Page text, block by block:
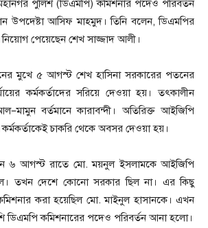
পুলিশ (ডিএমপি) কমিশনার পদেও পরিবর্তন
উপদেষ্টা আসিফ মাহমুদ। তিনি বলেন, ডিএমপির
পেয়েছেন শেখ সাজ্জাদ আলী।
মুখে ৫ আগস্ট শেখ হাসিনা সরকারের পতনের
কর্মকর্তাদের সরিয়ে দেওয়া হয়। তৎকালীন
বর্তমানে কারাবন্দী। অতিরিক্ত আইজিপি
কর্মকর্তাকেই চাকরি থেকে অবসর দেওয়া হয়।
৬ আগস্ট রাতে মো. ময়নুল ইসলামকে আইজিপি
তখন দেশে কোনো সরকার ছিল না। এর কিছু
করা হয়েছিল মো. মাইনুল হাসানকে। এখন
ডিএমপি কমিশনারের পদেও পরিবর্তন আনা হলো।